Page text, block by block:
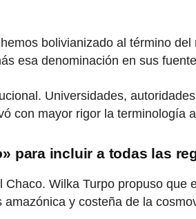
bolivianizado al término
esa denominación en sus
Universidades,
con mayor rigor la terminología
para incluir a todas las
Wilka Turpo propuso
y costeña de la